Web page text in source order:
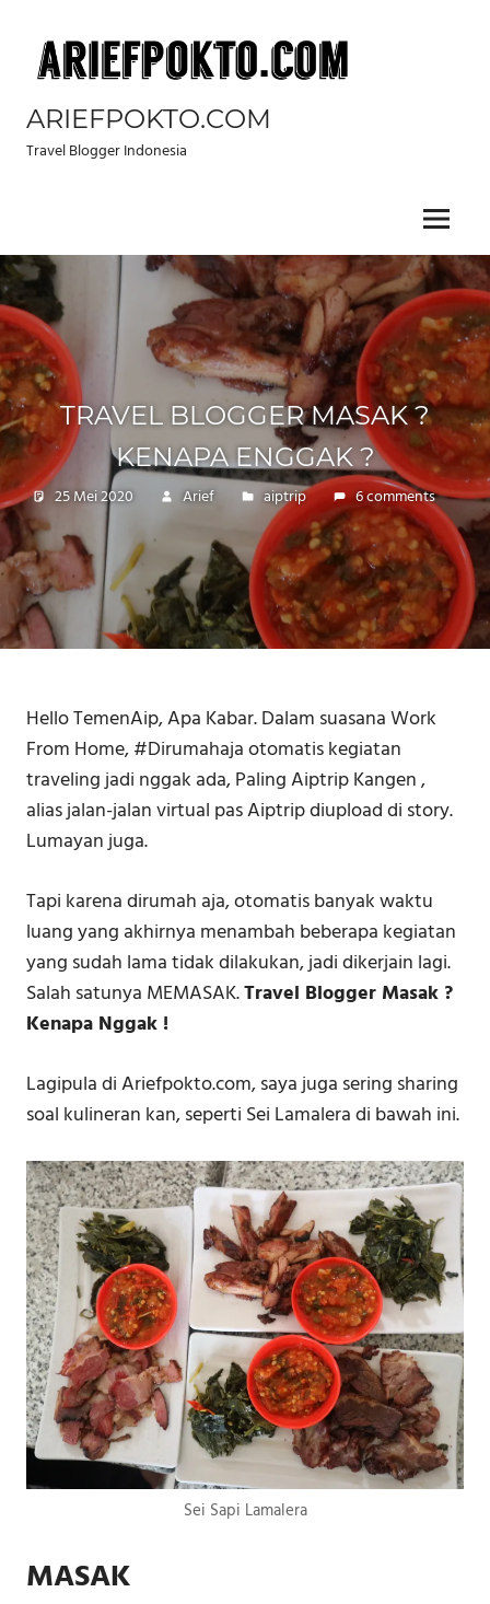
content
ARIEFPOKTO.COM
Travel Blogger Indonesia
Menu
TRAVEL BLOGGER MASAK ?
KENAPA ENGGAK ?
25 Mei 2020 Arief aiptrip 6 comments
Hello TemenAip, Apa Kabar. Dalam suasana Work
From Home, #Dirumahaja otomatis kegiatan
traveling jadi nggak ada, Paling Aiptrip Kangen ,
alias jalan-jalan virtual pas Aiptrip diupload di story.
Lumayan juga.
Tapi karena dirumah aja, otomatis banyak waktu
luang yang akhirnya menambah beberapa kegiatan
yang sudah lama tidak dilakukan, jadi dikerjain lagi.
Salah satunya MEMASAK.Travel Blogger Masak ?
Kenapa Nggak !
Lagipula di Ariefpokto.com, saya juga sering sharing
soal kulineran kan, seperti Sei Lamalera di bawah ini.
Sei Sapi Lamalera
MASAK